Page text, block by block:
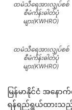
ထမံသီရေအားလျှပ်စစ်
စီမံကိန်းဓါတ်ပုံ
များ(KWHRO)
ထမံသီရေအားလျှပ်စစ်
စီမံကိန်းဓါတ်ပုံ
များ(KWHRO)
မြန်မာနိုင်ငံ အနေ
ရန်ရည်ရွယ်ထားသ